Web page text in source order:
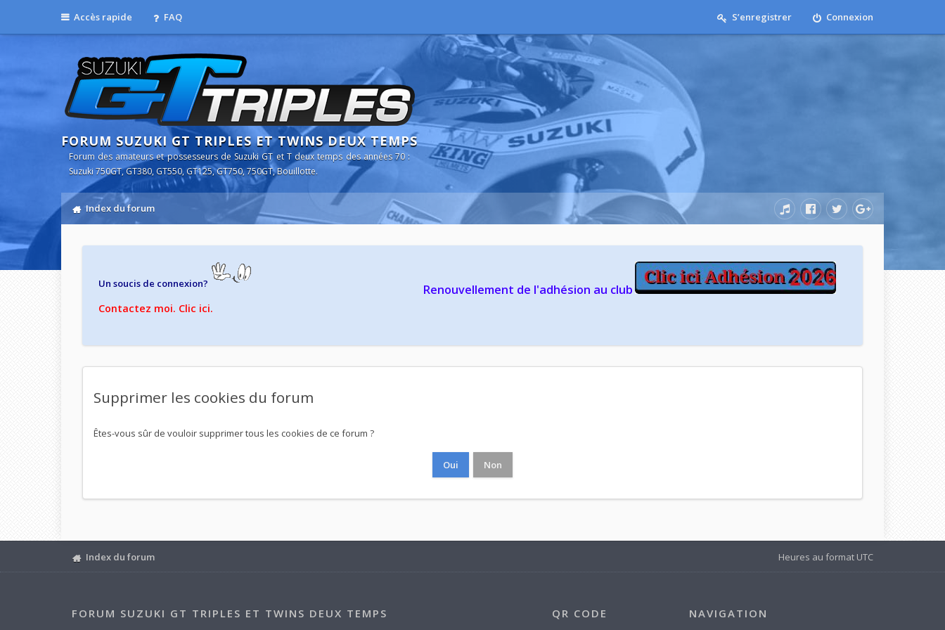
Accès rapide FAQ Connexion
S’enregistrer
FORUM SUZUKI GT TRIPLES ET TWINS DEUX TEMPS
Forum des amateurs et possesseurs de Suzuki GT et T deux temps des années 70 :
Suzuki 750GT, GT380, GT550, GT125, GT750, 750GT, Bouillotte.
Index du forum
Un soucis de connexion?
Contactez moi. Clic ici.
Renouvellement de l'adhésion au club
Supprimer les cookies du forum
Êtes-vous sûr de vouloir supprimer tous les cookies de ce forum ?
Index du forum Heures au format UTC
FORUM SUZUKI GT TRIPLES ET TWINS DEUX TEMPS QR CODE NAVIGATION